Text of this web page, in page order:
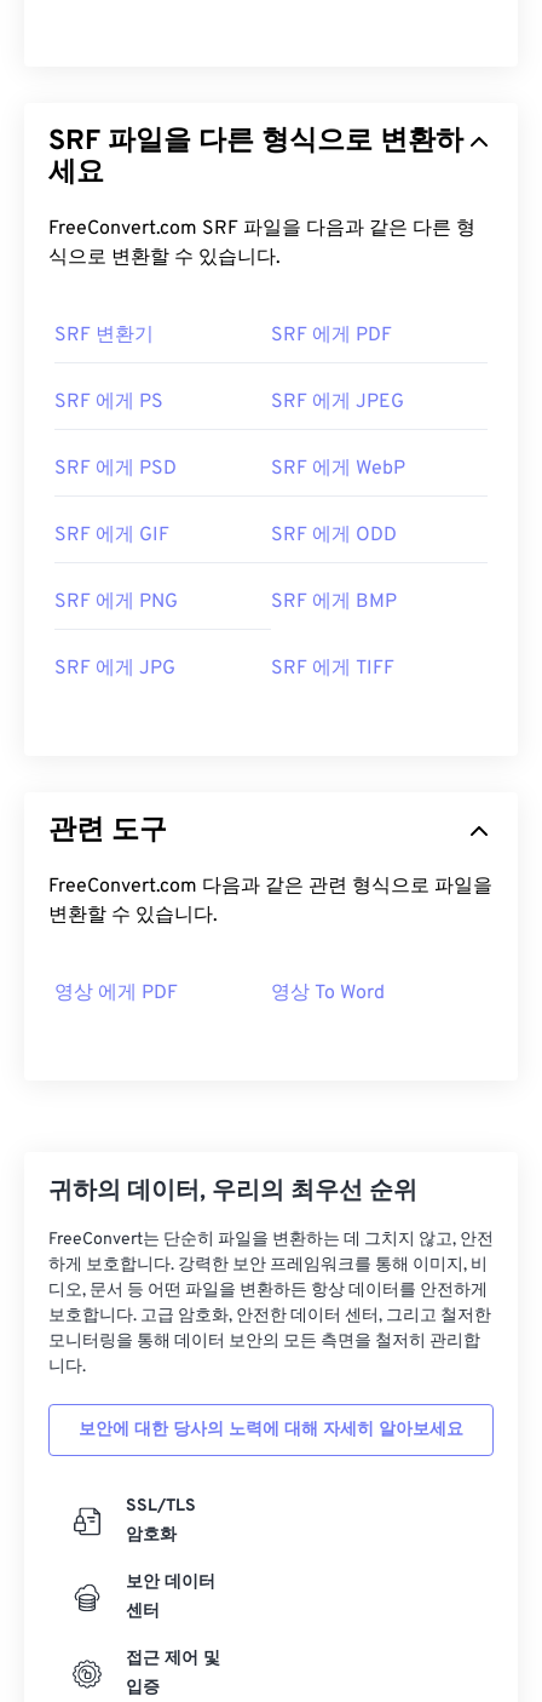
SRF 파일을 다른 형식으로 변환하
세요
FreeConvert.com SRF 파일을 다음과 같은 다른 형
식으로 변환할 수 있습니다.
SRF 변환기 SRF 에게 PDF
SRF 에게 PS SRF 에게 JPEG
SRF 에게 PSD SRF 에게 WebP
SRF 에게 GIF SRF 에게 ODD
SRF 에게 PNG SRF 에게 BMP
SRF 에게 JPG SRF 에게 TIFF
관련 도구
FreeConvert.com 다음과 같은 관련 형식으로 파일을
변환할 수 있습니다.
영상 에게 PDF 영상 To Word
귀하의 데이터, 우리의 최우선 순위
FreeConvert는 단순히 파일을 변환하는 데 그치지 않고, 안전
하게 보호합니다. 강력한 보안 프레임워크를 통해 이미지, 비
디오, 문서 등 어떤 파일을 변환하든 항상 데이터를 안전하게
보호합니다. 고급 암호화, 안전한 데이터 센터, 그리고 철저한
모니터링을 통해 데이터 보안의 모든 측면을 철저히 관리합
니다.
보안에 대한 당사의 노력에 대해 자세히 알아보세요
SSL/TLS
암호화
보안 데이터
센터
접근 제어 및
입증